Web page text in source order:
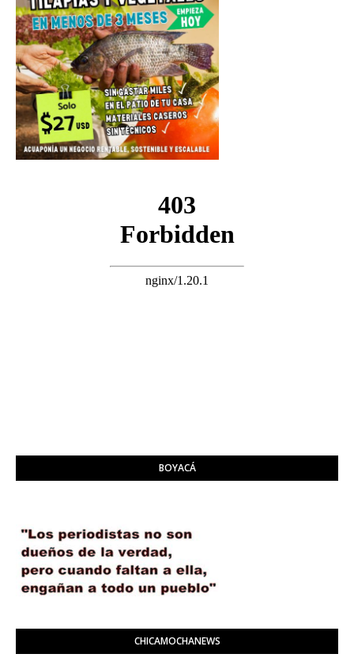
BOYACÁ
CHICAMOCHANEWS